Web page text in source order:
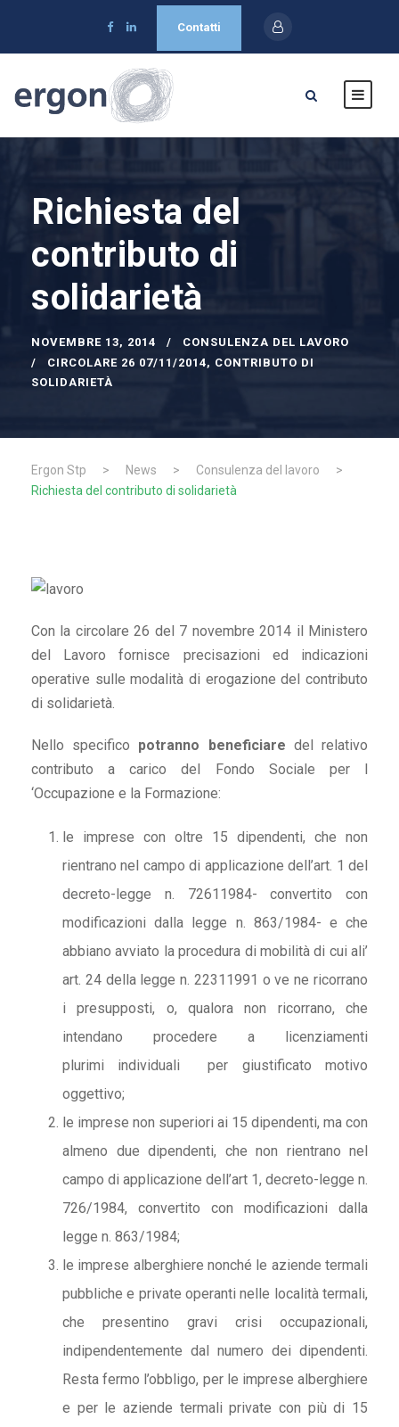
Contatti
Richiesta del
contributo di
solidarietà
NOVEMBRE 13, 2014
CONSULENZA DEL LAVORO
CIRCOLARE 26 07/11/2014, CONTRIBUTO DI
SOLIDARIETÀ
Ergon Stp > News > Consulenza del lavoro
>
Richiesta del contributo di solidarietà
Con la circolare 26 del 7 novembre 2014 il Ministero
del Lavoro fornisce precisazioni ed indicazioni
operative sulle modalità di erogazione del contributo
di solidarietà.
Nello specifico potranno beneficiare del relativo
contributo a carico del Fondo Sociale per l
‘Occupazione e la Formazione:
le imprese con oltre 15 dipendenti, che non
rientrano nel campo di applicazione dell’art. 1 del
decreto-legge n. 72611984- convertito con
modificazioni dalla legge n. 863/1984- e che
abbiano avviato la procedura di mobilità di cui ali’
art. 24 della legge n. 22311991 o ve ne ricorrano
i presupposti, o, qualora non ricorrano, che
intendano procedere a licenziamenti
plurimi individuali per giustificato motivo
oggettivo;
le imprese non superiori ai 15 dipendenti, ma con
almeno due dipendenti, che non rientrano nel
campo di applicazione dell’art 1, decreto-legge n.
726/1984, convertito con modificazioni dalla
legge n. 863/1984;
le imprese alberghiere nonché le aziende termali
pubbliche e private operanti nelle località termali,
che presentino gravi crisi occupazionali,
indipendentemente dal numero dei dipendenti.
Resta fermo l’obbligo, per le imprese alberghiere
e per le aziende termali private con più di 15